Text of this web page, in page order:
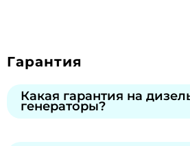
Гарантия
Какая гарантия на
генераторы?